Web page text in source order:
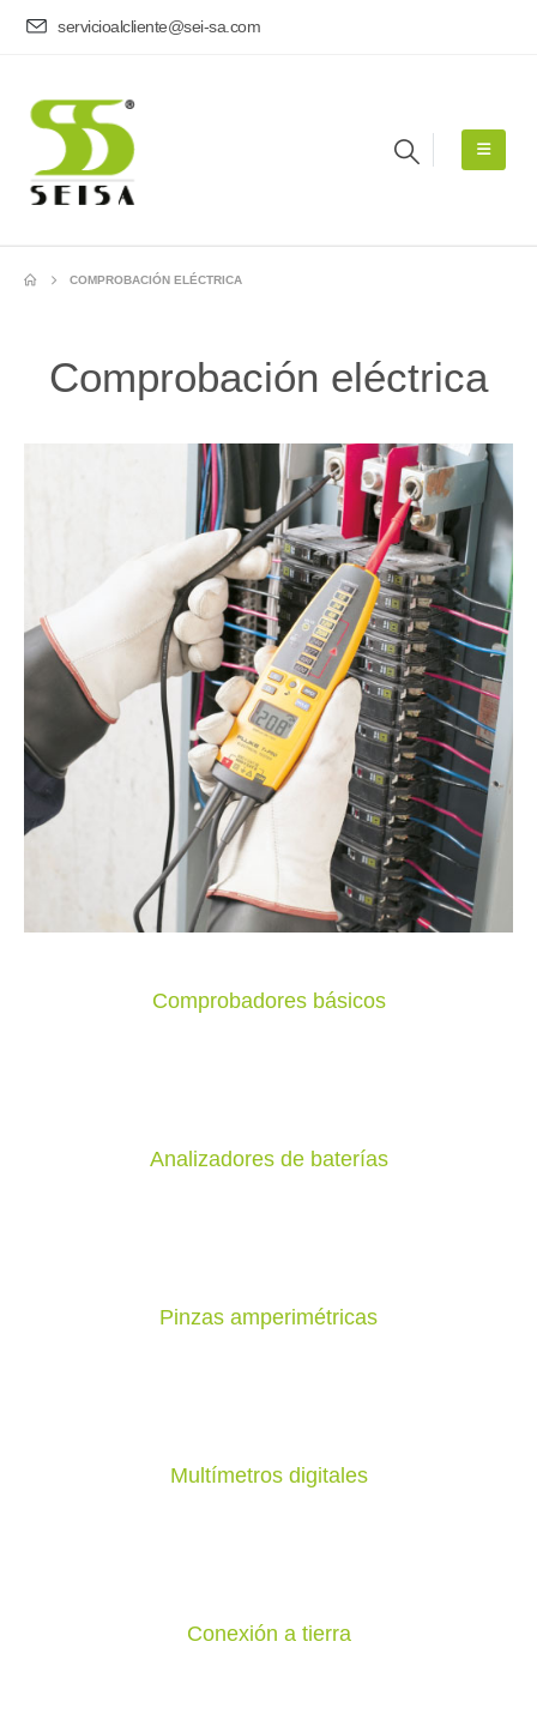
servicioalcliente@sei-sa.com
COMPROBACIÓN ELÉCTRICA
Comprobación eléctrica
Comprobadores básicos
Analizadores de baterías
Pinzas amperimétricas
Multímetros digitales
Conexión a tierra